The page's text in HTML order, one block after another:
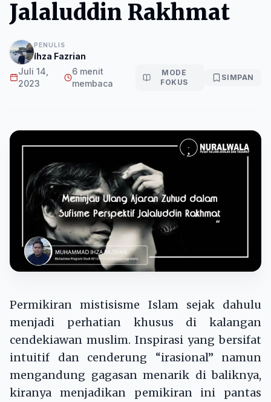
Jalaluddin Rakhmat
PENULIS
Ihza Fazrian
Juli 14,
2023
6 menit
membaca
MODE
FOKUS
SIMPAN
Permikiran mistisisme Islam sejak dahulu
menjadi perhatian khusus di kalangan
cendekiawan muslim. Inspirasi yang bersifat
intuitif dan cenderung “irasional” namun
mengandung gagasan menarik di baliknya,
kiranya menjadikan pemikiran ini pantas